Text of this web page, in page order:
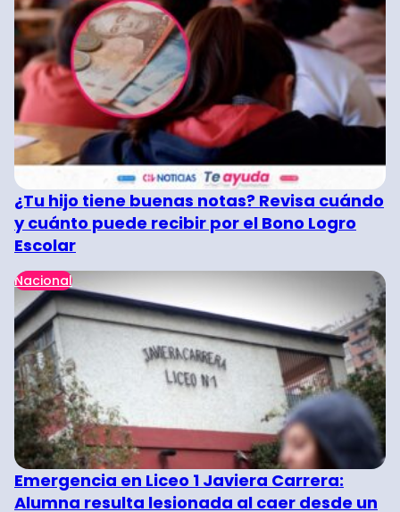
¿Tu hijo tiene buenas notas? Revisa cuándo
y cuánto puede recibir por el Bono Logro
Escolar
Nacional
Emergencia en Liceo 1 Javiera Carrera:
Alumna resulta lesionada al caer desde un